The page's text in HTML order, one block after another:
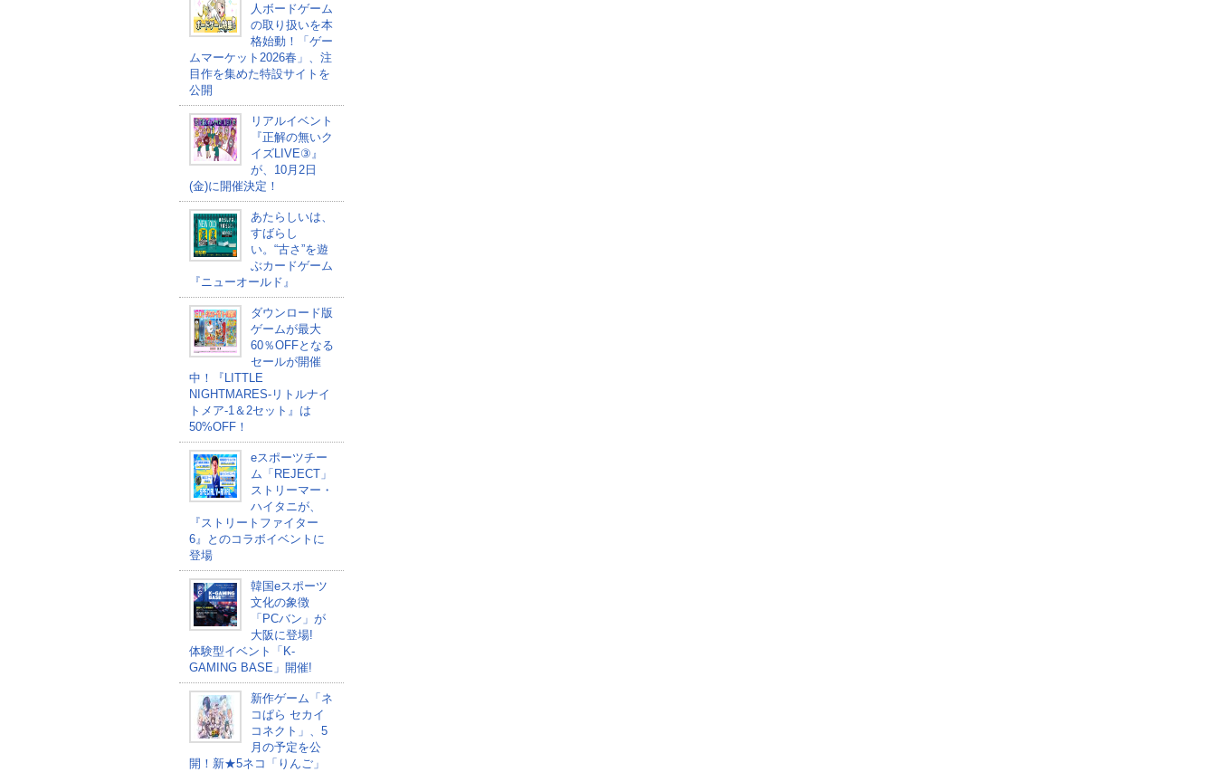
人ボードゲーム
の取り扱いを本
格始動！「ゲー
ムマーケット2026春」、注
目作を集めた特設サイトを
公開
リアルイベント
『正解の無いク
イズLIVE③』
が、10月2日
(金)に開催決定！
あたらしいは、
すばらし
い。“古さ”を遊
ぶカードゲーム
『ニューオールド』
ダウンロード版
ゲームが最大
60％OFFとなる
セールが開催
中！『LITTLE
NIGHTMARES-リトルナイ
トメア-1＆2セット』は
50%OFF！
eスポーツチー
ム「REJECT」
ストリーマー・
ハイタニが、
『ストリートファイター
6』とのコラボイベントに
登場
韓国eスポーツ
文化の象徴
「PCバン」が
大阪に登場!
体験型イベント「K-
GAMING BASE」開催!
新作ゲーム「ネ
コぱら セカイ
コネクト」、5
月の予定を公
開！新★5ネコ「りんご」